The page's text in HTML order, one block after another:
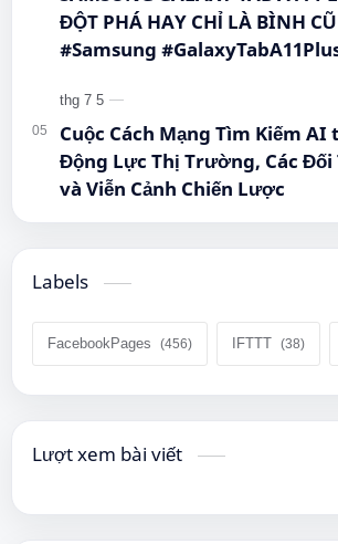
ĐỘT PHÁ HAY CHỈ LÀ BÌNH
#Samsung
Cuộc Cách Mạng Tìm Kiếm AI
Động Lực Thị Trường, Các Đối
và Viễn Cảnh Chiến Lược
Labels
FacebookPages IFTTT
Lượt xem bài viết